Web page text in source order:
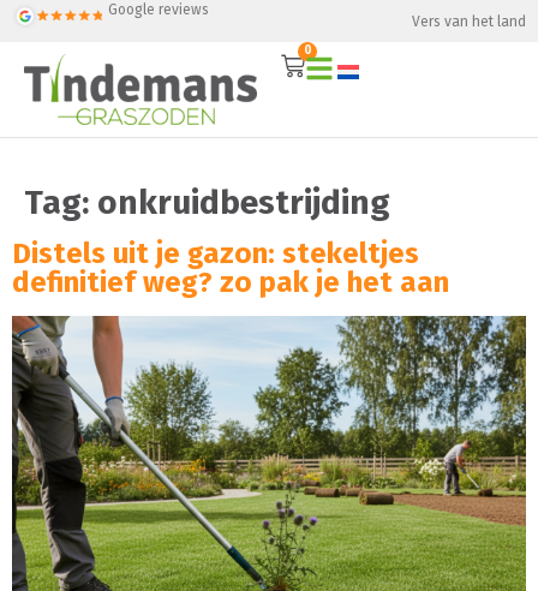
Google reviews
Vers van het land
0
Tag: onkruidbestrijding
Distels uit je gazon: stekeltjes
definitief weg? zo pak je het aan